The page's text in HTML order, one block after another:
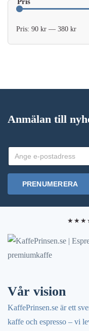
Pris: 90 kr — 380 kr
Anmälan till
PRENUMERERA
Vår vision
KaffePrinsen.se är ett
kaffe och espresso – vi